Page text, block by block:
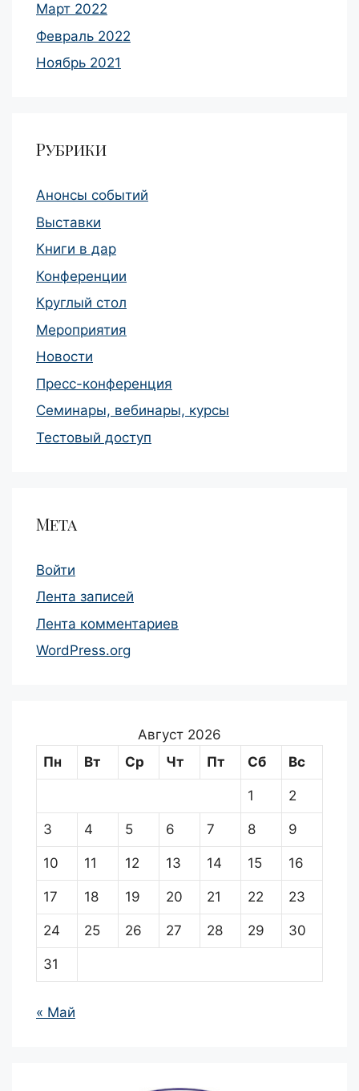
Март 2022
Февраль 2022
Ноябрь 2021
Рубрики
Анонсы событий
Выставки
Книги в дар
Конференции
Круглый стол
Мероприятия
Новости
Пресс-конференция
Семинары, вебинары, курсы
Тестовый доступ
Мета
Войти
Лента записей
Лента комментариев
WordPress.org
Август 2026
Пн
Вт Ср Чт Пт Сб Вс
1 2
3 4 5 6 7 8 9
10 11 12 13 14 15 16
17 18 19 20 21 22 23
24 25 26 27 28 29 30
31
« Май